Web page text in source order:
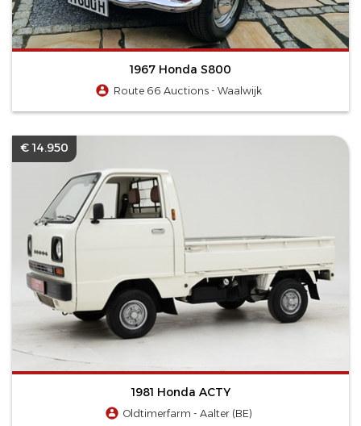
1967 Honda S800
Route 66 Auctions - Waalwijk
€ 14.950
1981 Honda ACTY
Oldtimerfarm - Aalter (BE)